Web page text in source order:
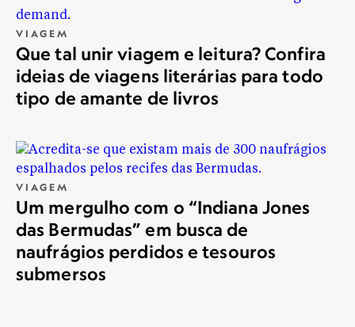
VIAGEM
Que tal unir viagem e leitura? Confira
ideias de viagens literárias para todo
tipo de amante de livros
VIAGEM
Um mergulho com o “Indiana Jones
das Bermudas” em busca de
naufrágios perdidos e tesouros
submersos